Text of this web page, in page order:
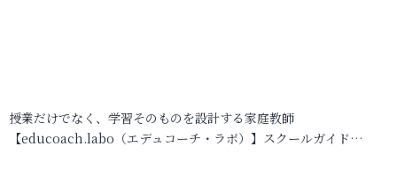
授業だけでなく、学習そのものを設計する家庭教師
【educoach.labo（エデュコーチ・ラボ）】スクールガイド…